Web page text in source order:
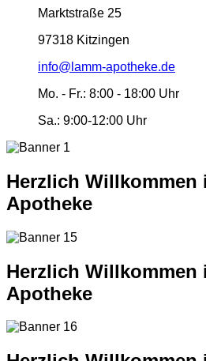
Marktstraße 25
97318 Kitzingen
info@lamm-apotheke.de
Mo. - Fr.: 8:00 - 18:00 Uhr
Sa.: 9:00-12:00 Uhr
Herzlich Willkommen
Apotheke
Herzlich Willkommen
Apotheke